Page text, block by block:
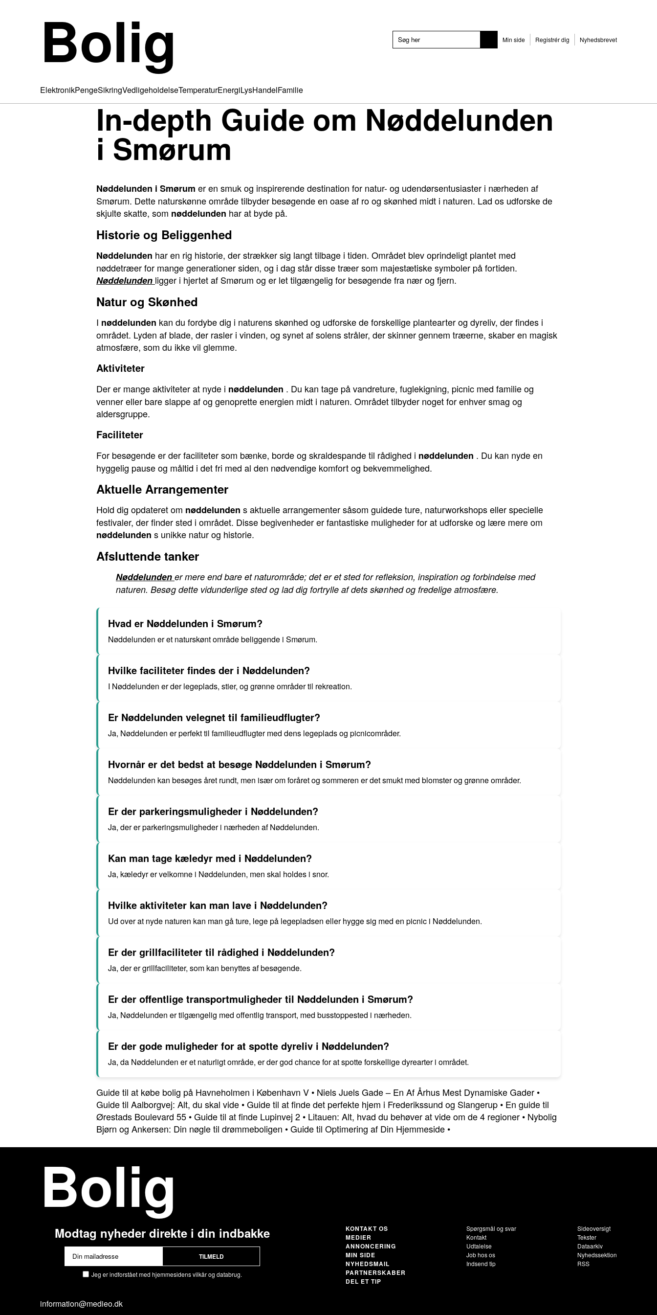
Bolig Min side Registrér dig Nyhedsbrevet
ElektronikPengeSikringVedligeholdelseTemperaturEnergiLysHandelFamilie
In-depth Guide om Nøddelunden
i Smørum
Nøddelunden i Smørum er en smuk og inspirerende destination for natur- og udendørsentusiaster i nærheden af
Smørum. Dette naturskønne område tilbyder besøgende en oase af ro og skønhed midt i naturen. Lad os udforske de
skjulte skatte, som nøddelunden har at byde på.
Historie og Beliggenhed
Nøddelunden har en rig historie, der strækker sig langt tilbage i tiden. Området blev oprindeligt plantet med
nøddetræer for mange generationer siden, og i dag står disse træer som majestætiske symboler på fortiden.
Nøddelunden ligger i hjertet af Smørum og er let tilgængelig for besøgende fra nær og fjern.
Natur og Skønhed
I nøddelunden kan du fordybe dig i naturens skønhed og udforske de forskellige plantearter og dyreliv, der findes i
området. Lyden af blade, der rasler i vinden, og synet af solens stråler, der skinner gennem træerne, skaber en magisk
atmosfære, som du ikke vil glemme.
Aktiviteter
Der er mange aktiviteter at nyde i nøddelunden . Du kan tage på vandreture, fuglekigning, picnic med familie og
venner eller bare slappe af og genoprette energien midt i naturen. Området tilbyder noget for enhver smag og
aldersgruppe.
Faciliteter
For besøgende er der faciliteter som bænke, borde og skraldespande til rådighed i nøddelunden . Du kan nyde en
hyggelig pause og måltid i det fri med al den nødvendige komfort og bekvemmelighed.
Aktuelle Arrangementer
Hold dig opdateret om nøddelunden s aktuelle arrangementer såsom guidede ture, naturworkshops eller specielle
festivaler, der finder sted i området. Disse begivenheder er fantastiske muligheder for at udforske og lære mere om
nøddelunden s unikke natur og historie.
Afsluttende tanker
Nøddelunden er mere end bare et naturområde; det er et sted for refleksion, inspiration og forbindelse med
naturen. Besøg dette vidunderlige sted og lad dig fortrylle af dets skønhed og fredelige atmosfære.
Hvad er Nøddelunden i Smørum?
Nøddelunden er et naturskønt område beliggende i Smørum.
Hvilke faciliteter findes der i Nøddelunden?
I Nøddelunden er der legeplads, stier, og grønne områder til rekreation.
Er Nøddelunden velegnet til familieudflugter?
Ja, Nøddelunden er perfekt til familieudflugter med dens legeplads og picnicområder.
Hvornår er det bedst at besøge Nøddelunden i Smørum?
Nøddelunden kan besøges året rundt, men især om foråret og sommeren er det smukt med blomster og grønne områder.
Er der parkeringsmuligheder i Nøddelunden?
Ja, der er parkeringsmuligheder i nærheden af Nøddelunden.
Kan man tage kæledyr med i Nøddelunden?
Ja, kæledyr er velkomne i Nøddelunden, men skal holdes i snor.
Hvilke aktiviteter kan man lave i Nøddelunden?
Ud over at nyde naturen kan man gå ture, lege på legepladsen eller hygge sig med en picnic i Nøddelunden.
Er der grillfaciliteter til rådighed i Nøddelunden?
Ja, der er grillfaciliteter, som kan benyttes af besøgende.
Er der offentlige transportmuligheder til Nøddelunden i Smørum?
Ja, Nøddelunden er tilgængelig med offentlig transport, med busstoppested i nærheden.
Er der gode muligheder for at spotte dyreliv i Nøddelunden?
Ja, da Nøddelunden er et naturligt område, er der god chance for at spotte forskellige dyrearter i området.
Guide til at købe bolig på Havneholmen i København V • Niels Juels Gade – En Af Århus Mest Dynamiske Gader •
Guide til Aalborgvej: Alt, du skal vide •Guide til at finde det perfekte hjem i Frederikssund og Slangerup • En guide til
Ørestads Boulevard 55 •Guide til at finde Lupinvej 2 • Litauen: Alt, hvad du behøver at vide om de 4 regioner • Nybolig
Bjørn og Ankersen: Din nøgle til drømmeboligen •Guide til Optimering af Din Hjemmeside •
Bolig
Modtag nyheder direkte i din indbakke
TILMELD
Jeg er indforstået med hjemmesidens vilkår og databrug.
KONTAKT OS
MEDIER
ANNONCERING
MIN SIDE
NYHEDSMAIL
PARTNERSKABER
DEL ET TIP
Spørgsmål og svar
Kontakt
Udtalelse
Job hos os
Indsend tip
Sideoversigt
Tekster
Dataarkiv
Nyhedssektion
RSS
information@medieo.dk